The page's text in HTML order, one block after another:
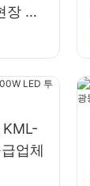
장 조
업체